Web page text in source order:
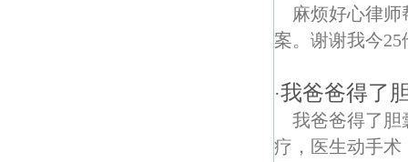
麻烦好心律
案。谢谢我今
·我爸爸得了
我爸爸得了胆
疗，医生动手术